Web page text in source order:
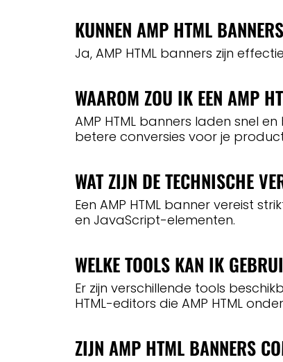
KUNNEN AMP HTML
Ja, AMP HTML banners zijn
WAAROM ZOU IK EEN AMP
AMP HTML banners laden snel
betere conversies voor je
WAT ZIJN DE TECHNISCHE
Een AMP HTML banner vereist
en JavaScript-elementen.
WELKE TOOLS KAN IK
Er zijn verschillende tools
HTML-editors die AMP HTML
ZIJN AMP HTML BANNERS